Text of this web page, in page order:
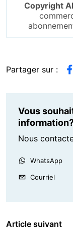
Copyright
Partager sur :
Vous
Nous
WhatsApp
Courriel
Article suivant